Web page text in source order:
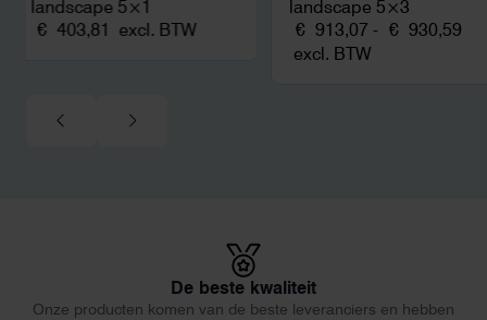
landscape 5×1
€ 403,81 excl. BTW
landscape 5×3
€ 913,07 - € 930,59
excl. BTW
De beste kwaliteit
Onze producten komen van de beste leveranciers en hebben